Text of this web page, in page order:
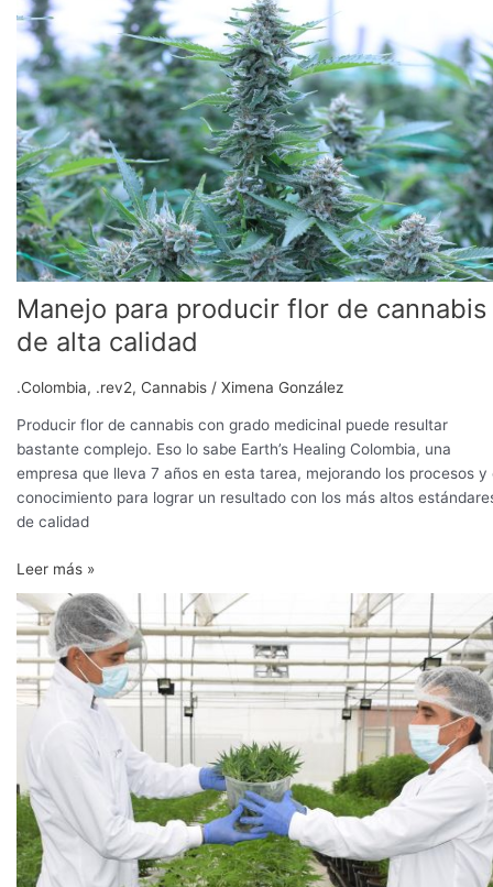
Manejo para producir flor de cannabis
de alta calidad
.Colombia, .rev2, Cannabis / Ximena González
Producir flor de cannabis con grado medicinal puede resultar
bastante complejo. Eso lo sabe Earth’s Healing Colombia, una
empresa que lleva 7 años en esta tarea, mejorando los procesos y
conocimiento para lograr un resultado con los más altos
de calidad
producir
flor
de
cannabis
de
alta
calidad
Leer más »
De
Colombia
el
mundo:
de
cannabis
micropropagados
a
Europa